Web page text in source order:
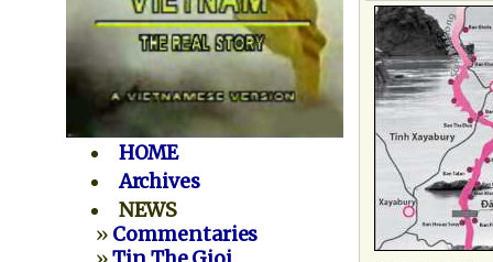
HOME
Archives
NEWS
» Commentaries